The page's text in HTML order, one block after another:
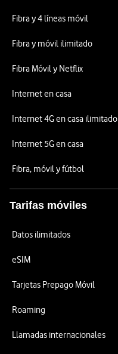
Fibra y 4 líneas móvil
Fibra y móvil ilimitado
Fibra Móvil y Netflix
Internet en casa
Internet 4G en casa ilimitado
Internet 5G en casa
Fibra, móvil y fútbol
Tarifas móviles
Datos ilimitados
eSIM
Tarjetas Prepago Móvil
Roaming
Llamadas internacionales